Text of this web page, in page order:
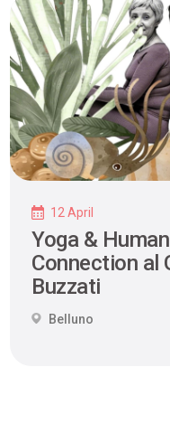
12 April
Yoga & Human
Connection al
Buzzati
Belluno